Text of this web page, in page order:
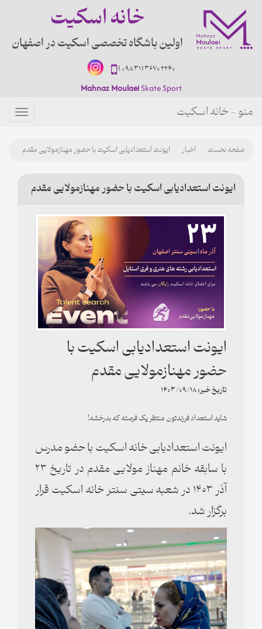
خانه اسکیت
اولین باشگاه تخصصی اسکیت در اصفهان
(+98 31) 3670 2240
Mahnaz MoulaeiSkate Sport
منو منو - خانه اسکیت
صفحه نخست اخبار ایونت استعدادیابی اسکیت با حضور مهنازمولایی مقدم
ایونت استعدادیابی اسکیت با حضور مهنازمولایی مقدم
ایونت استعدادیابی اسکیت با
حضور مهنازمولایی مقدم
تاریخ خبر:1403/09/18
شاید استعداد فرزندتون منتظر یک فرصته که بدرخشه!
ایونت استعدادیابی خانه اسکیت با حضو مدرس
با سابقه خانم مهناز مولایی مقدم در تاریخ ۲۳
آذر ۱۴۰۳ در شعبه سیتی سنتر خانه اسکیت قرار
برگزار شد.